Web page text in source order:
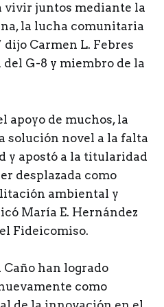
vivir juntos mediante la
la lucha comunitaria
Carmen L. Febres
G-8 y miembro de la
apoyo de muchos, la
solución novel a la falta
y apostó a la titularidad
desplazada como
ambiental y
María E. Hernández
Fideicomiso.
Caño han logrado
como